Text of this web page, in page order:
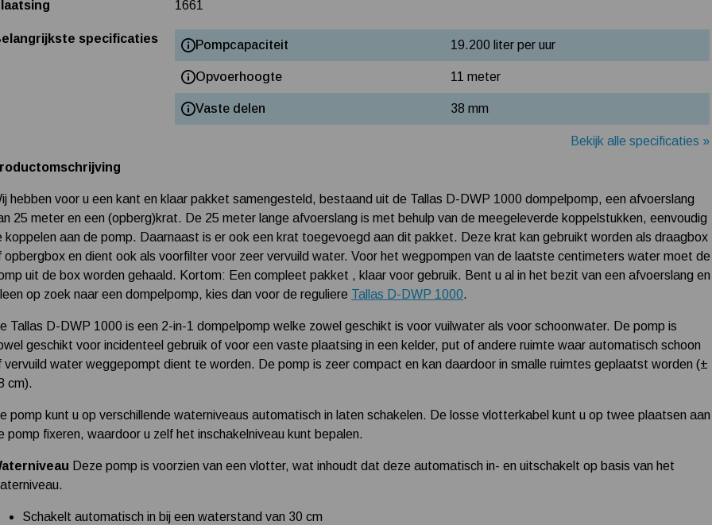
1661
specificaties Pompcapaciteit 19.200 liter per uur
Opvoerhoogte 11 meter
Vaste delen 38 mm
Bekijk alle specificaties »
hebben voor u een kant en klaar pakket samengesteld, bestaand uit de Tallas D-DWP 1000 dompelpomp, een afvoerslang
25 meter en een (opberg)krat. De 25 meter lange afvoerslang is met behulp van de meegeleverde koppelstukken, eenvoudig
koppelen aan de pomp. Daarnaast is er ook een krat toegevoegd aan dit pakket. Deze krat kan gebruikt worden als draagbox
opbergbox en dient ook als voorfilter voor zeer vervuild water. Voor het wegpompen van de laatste centimeters water moet de
uit de box worden gehaald. Kortom: Een compleet pakket , klaar voor gebruik. Bent u al in het bezit van een afvoerslang en
op zoek naar een dompelpomp, kies dan voor de reguliere Tallas D-DWP 1000.
Tallas D-DWP 1000 is een 2-in-1 dompelpomp welke zowel geschikt is voor vuilwater als voor schoonwater. De pomp is
geschikt voor incidenteel gebruik of voor een vaste plaatsing in een kelder, put of andere ruimte waar automatisch schoon
vervuild water weggepompt dient te worden. De pomp is zeer compact en kan daardoor in smalle ruimtes geplaatst worden (±
cm).
pomp kunt u op verschillende waterniveaus automatisch in laten schakelen. De losse vlotterkabel kunt u op twee plaatsen aan
pomp fixeren, waardoor u zelf het inschakelniveau kunt bepalen.
Deze pomp is voorzien van een vlotter, wat inhoudt dat deze automatisch in- en uitschakelt op basis van het
Schakelt automatisch in bij een waterstand van 30 cm